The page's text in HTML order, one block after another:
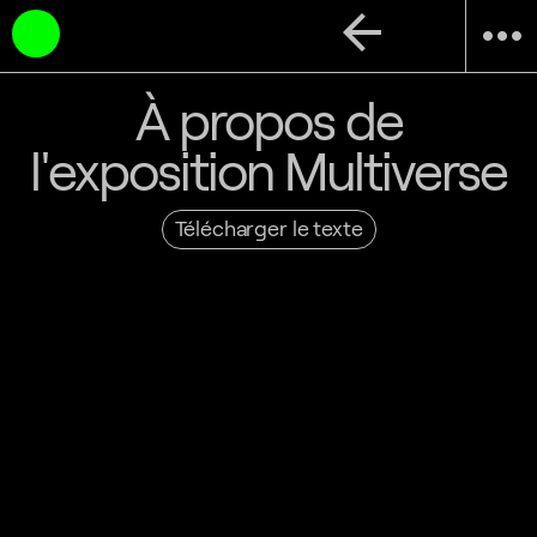
more_horiz
arrow_back
À propos de
l'exposition Multiverse
Télécharger le texte